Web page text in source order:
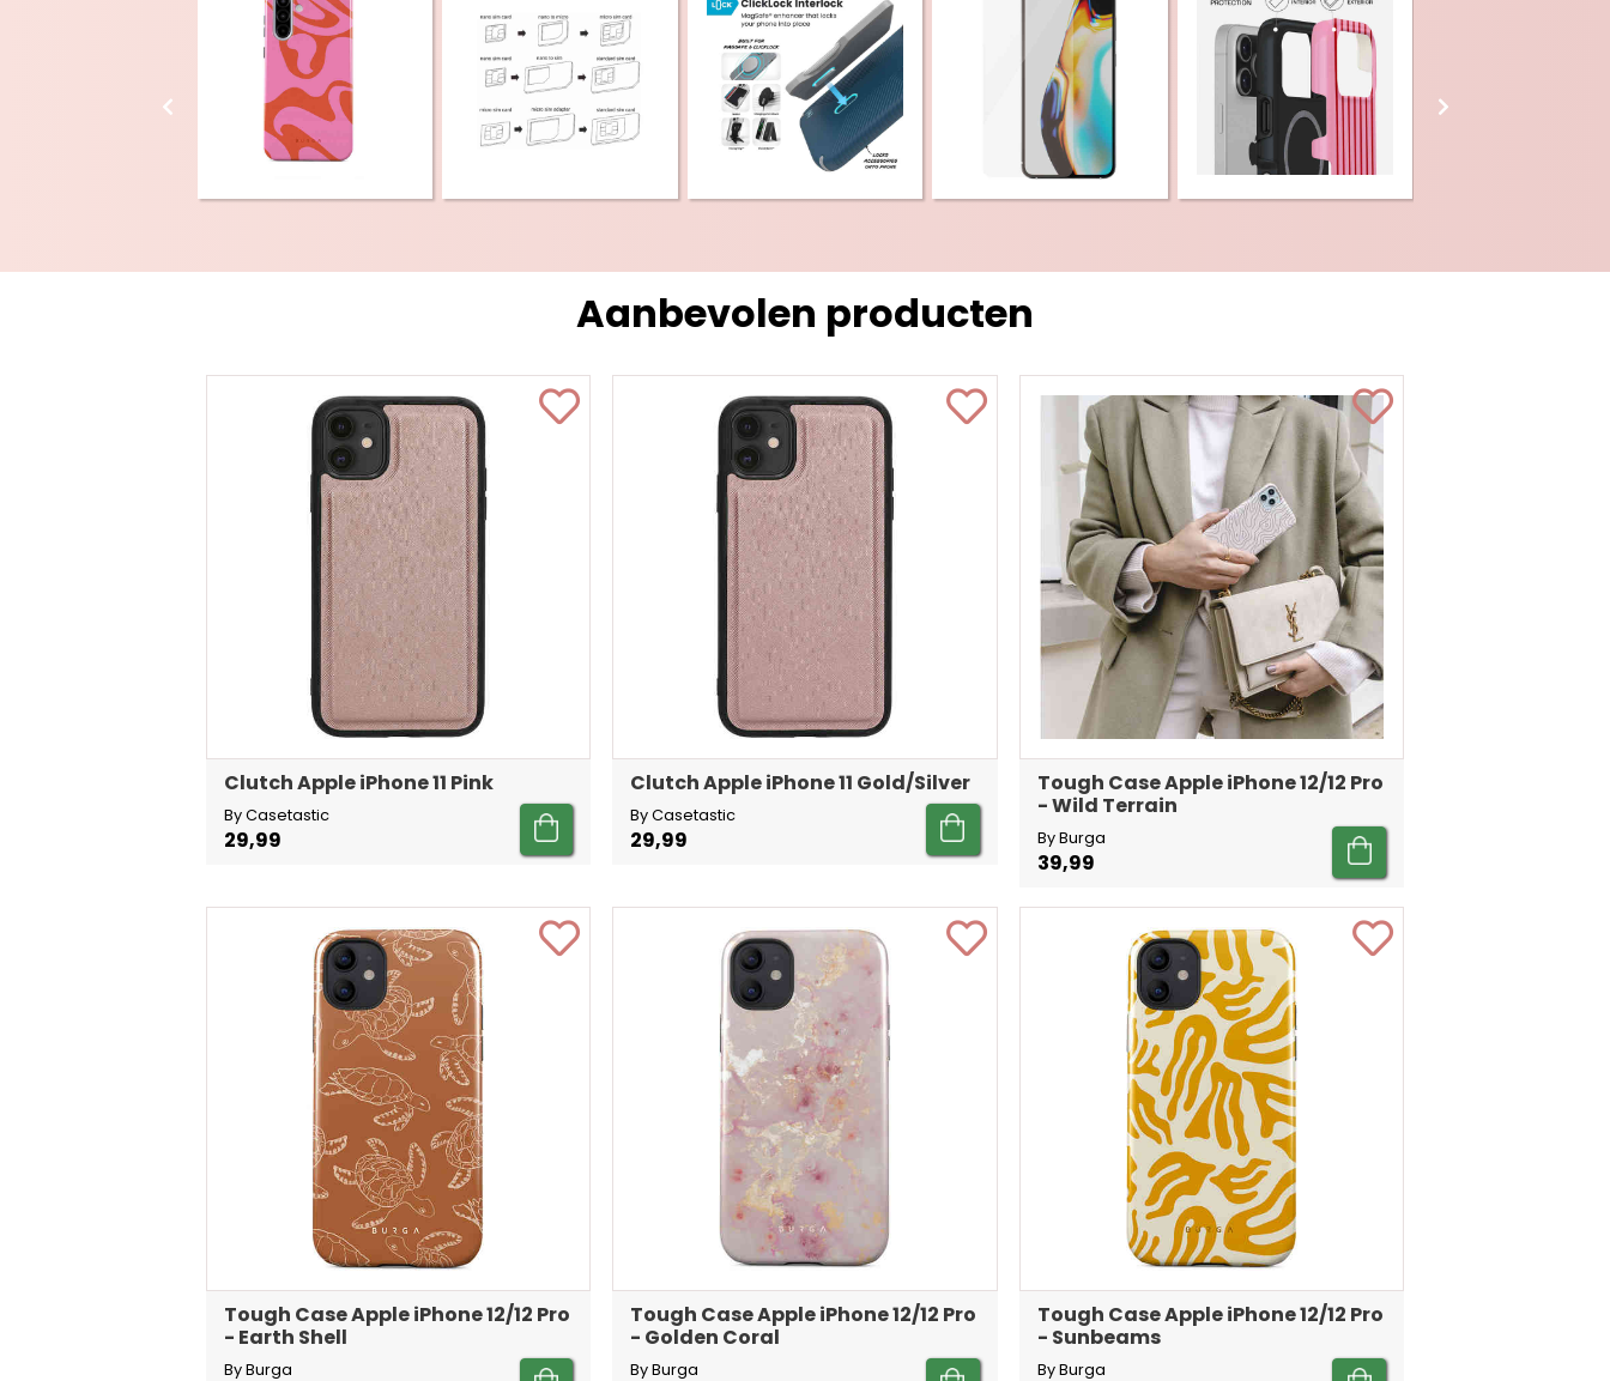
Aanbevolen producten
Clutch Apple iPhone 11 Pink
By Casetastic
29,99
Clutch Apple iPhone 11 Gold/Silver
By Casetastic
29,99
Tough Case Apple iPhone 12/12 Pro
- Wild Terrain
By Burga
39,99
Tough Case Apple iPhone 12/12 Pro
- Earth Shell
By Burga
Tough Case Apple iPhone 12/12 Pro
- Golden Coral
By Burga
Tough Case Apple iPhone 12/12 Pro
- Sunbeams
By Burga